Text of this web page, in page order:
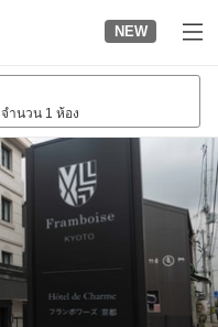
NEW
จำนวน 1 ห้อง